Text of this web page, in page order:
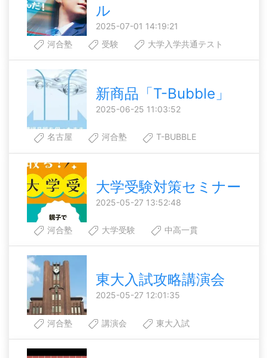
ル
2025-07-01 14:19:21
河合塾
受験 大学入学共通テスト
新商品「T-Bubble」
2025-06-25 11:03:52
名古屋 河合塾 T-BUBBLE
大学受験対策セミナー
2025-05-27 13:52:48
河合塾 大学受験 中高一貫
東大入試攻略講演会
2025-05-27 12:01:35
河合塾 講演会 東大入試